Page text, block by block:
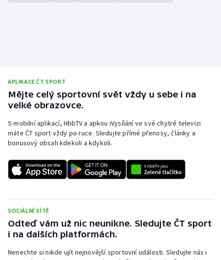
APLIKACE ČT SPORT
Mějte celý sportovní svět vždy u sebe i na
velké obrazovce.
S mobilní aplikací, HbbTV a apkou iVysílání ve své chytré televizi
máte ČT sport vždy po ruce. Sledujte přímé přenosy, články a
bonusový obsah kdekoli a kdykoli.
SOCIÁLNÍ SÍTĚ
Odteď vám už nic neunikne. Sledujte ČT sport
i na dalších platformách.
Nenechte si nikde ujít nejnovější sportovní události. Sledujte nás i